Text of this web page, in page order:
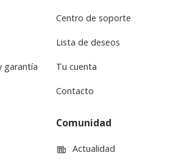
garantía
Centro de soporte
Lista de deseos
Tu cuenta
Contacto
Comunidad
Actualidad